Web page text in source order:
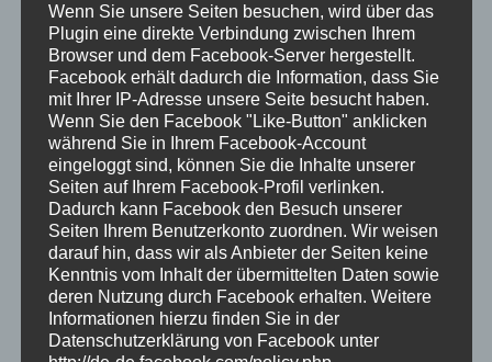
ODA und ASR: Installation auf
zusätzlichem Host
3. September 2024vonDominik
Bei einem Kunden sollen die ODAs nicht aufs
Internet zugreifen dürfen (sagt der Netzwerker),
ASR soll aber aktiviert sein (sagt der DBA). Hier
haben wir einen einfachen Kompromiss
gefunden: Auf einem dedizierten System läuft
ein ASR-Manager und die ODAs sprechen mit
diese statt direkt mit Oracle (Über Sinn&Unsinn
Wenn Sie unsere Seiten besuchen, wird über das
Plugin eine direkte Verbindung zwischen Ihrem
Browser und dem Facebook-Server hergestellt.
Facebook erhält dadurch die Information, dass Sie
mit Ihrer IP-Adresse unsere Seite besucht haben.
Wenn Sie den Facebook "Like-Button" anklicken
während Sie in Ihrem Facebook-Account
eingeloggt sind, können Sie die Inhalte unserer
Seiten auf Ihrem Facebook-Profil verlinken.
Dadurch kann Facebook den Besuch unserer
Seiten Ihrem Benutzerkonto zuordnen. Wir weisen
darauf hin, dass wir als Anbieter der Seiten keine
Kenntnis vom Inhalt der übermittelten Daten sowie
deren Nutzung durch Facebook erhalten. Weitere
Informationen hierzu finden Sie in der
Datenschutzerklärung von Facebook unter